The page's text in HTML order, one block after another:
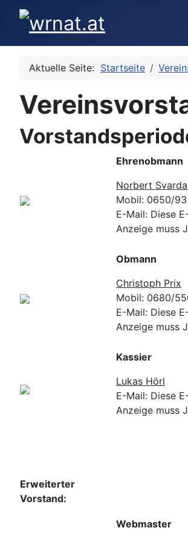
Aktuelle Seite: Startseite
Ehrenobmann
Norbert
Mobil: 0650/
E-Mail: Diese
Anzeige muss
Obmann
Christoph Prix
Mobil: 0680/
E-Mail: Diese
Anzeige muss
Kassier
Lukas Hörl
E-Mail: Diese
Anzeige muss
Erweiterter
Vorstand:
Webmaster